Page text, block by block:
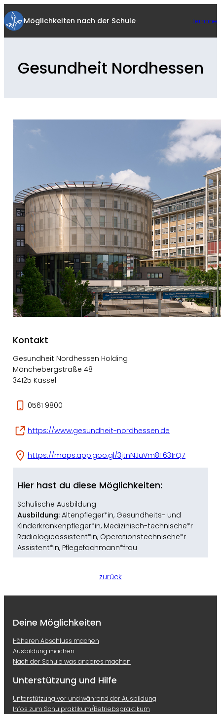
Zum
Inhalt
springen
Möglichkeiten nach der Schule Termine
Gesundheit Nordhessen
Kontakt
Gesundheit Nordhessen Holding
Mönchebergstraße 48
34125 Kassel
0561 9800
https://www.gesundheit-nordhessen.de
https://maps.app.goo.gl/3jtnNJuVm8F631rQ7
Hier hast du diese Möglichkeiten:
Schulische Ausbildung
Ausbildung: Altenpfleger*in, Gesundheits- und
Kinderkrankenpfleger*in, Medizinisch-technische*r
Radiologieassistent*in, Operationstechnische*r
Assistent*in, Pflegefachmann*frau
zurück
Deine Möglichkeiten
Höheren Abschluss machen
Ausbildung machen
Nach der Schule was anderes machen
Unterstützung und Hilfe
Unterstützung vor und während der Ausbildung
Infos zum Schulpraktikum/Betriebspraktikum